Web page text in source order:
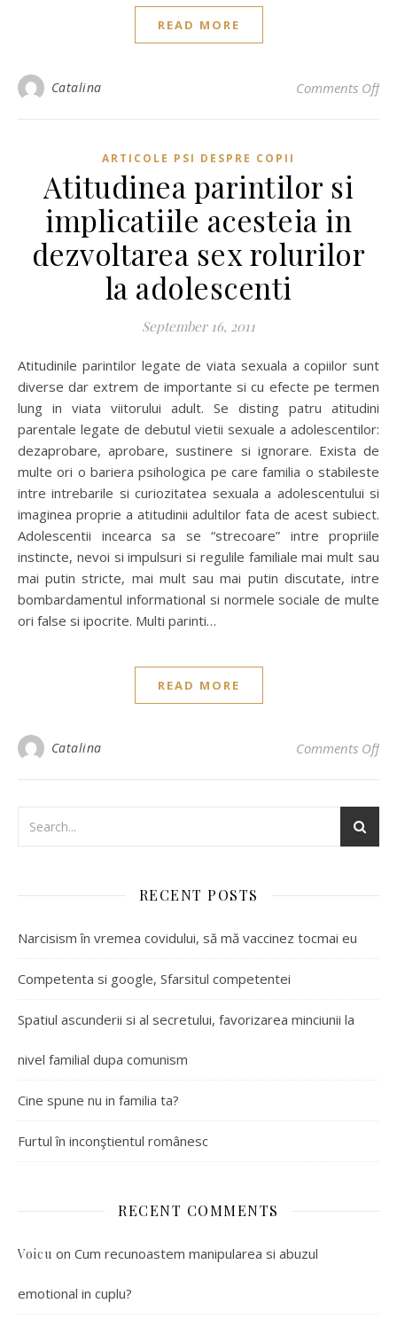
READ MORE
Catalina Comments Off
ARTICOLE PSI DESPRE COPII
Atitudinea parintilor si
implicatiile acesteia in
dezvoltarea sex rolurilor
la adolescenti
September 16, 2011
Atitudinile parintilor legate de viata sexuala a copiilor sunt
diverse dar extrem de importante si cu efecte pe termen
lung in viata viitorului adult. Se disting patru atitudini
parentale legate de debutul vietii sexuale a adolescentilor:
dezaprobare, aprobare, sustinere si ignorare. Exista de
multe ori o bariera psihologica pe care familia o stabileste
intre intrebarile si curiozitatea sexuala a adolescentului si
imaginea proprie a atitudinii adultilor fata de acest subiect.
Adolescentii incearca sa se “strecoare” intre propriile
instincte, nevoi si impulsuri si regulile familiale mai mult sau
mai putin stricte, mai mult sau mai putin discutate, intre
bombardamentul informational si normele sociale de multe
ori false si ipocrite. Multi parinti…
READ MORE
Catalina Comments Off
RECENT POSTS
Narcisism în vremea covidului, să mă vaccinez tocmai eu
Competenta si google, Sfarsitul competentei
Spatiul ascunderii si al secretului, favorizarea minciunii la
nivel familial dupa comunism
Cine spune nu in familia ta?
Furtul în inconştientul românesc
RECENT COMMENTS
Voicu on Cum recunoastem manipularea si abuzul
emotional in cuplu?